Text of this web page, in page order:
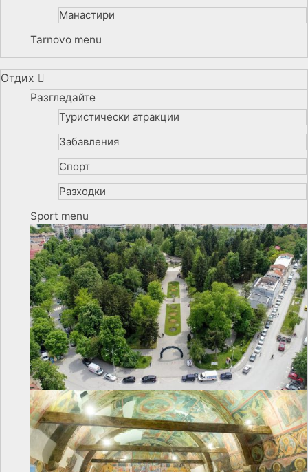
Манастири
Tarnovo menu
Отдих
Разгледайте
Туристически атракции
Забавления
Спорт
Разходки
Sport menu